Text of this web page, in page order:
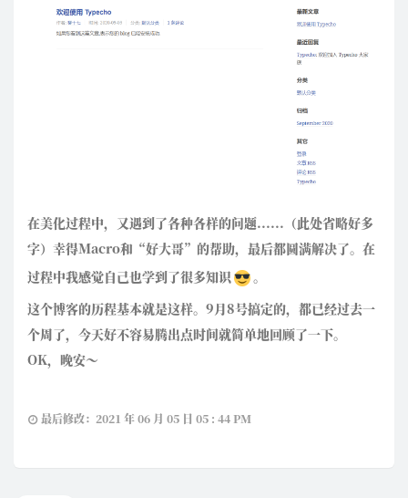
在美化过程中，又遇到了各种各样的问题......（此处省略好多
字）幸得Macro和“好大哥”的帮助，最后都圆满解决了。在
过程中我感觉自己也学到了很多知识
。
这个博客的历程基本就是这样。9月8号搞定的，都已经过去一
个周了，今天好不容易腾出点时间就简单地回顾了一下。
OK，晚安～
最后修改：2021 年 06 月 05 日 05 : 44 PM